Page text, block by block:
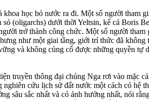
khoa học bỏ nước ra đi. Một số người tham
sỏ (oligarchs) dưới thời Yeltsin, kể cả Boris
trở thành công chức. Một số người tham
như một giai tầng, giới trí thức đã không
và không củng cố được những quyền tự
truyền thông đại chúng Nga rơi vào mặc
nghiên cứu lịch sử đất nước một cách có hệ
sâu sắc nhất và có ảnh hưởng nhất, nói